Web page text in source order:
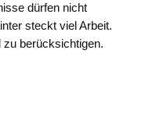
dürfen nicht
steckt viel Arbeit.
zu berücksichtigen.